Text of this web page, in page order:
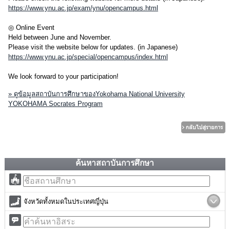
https://www.ynu.ac.jp/exam/ynu/opencampus.html
◎ Online Event
Held between June and November.
Please visit the website below for updates. (in Japanese)
https://www.ynu.ac.jp/special/opencampus/index.html
We look forward to your participation!
» ดูข้อมูลสถาบันการศึกษาของYokohama National University
YOKOHAMA Socrates Program
ค้นหาสถาบันการศึกษา
จังหวัดทั้งหมดในประเทศญี่ปุ่น